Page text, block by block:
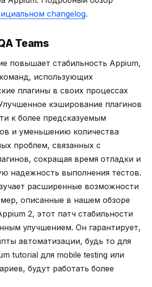
changelog.
Teams
повышает стабильность Appium,
использующих
плагины в своих процессах
кэширование плагинов
к более предсказуемым
и уменьшению количества
проблем, связанных с
сокращая время отладки и
надежность выполнения тестов.
расширенные возможности
описанные в нашем обзоре
2, этот патч стабильности
улучшением. Он гарантирует,
автоматизации, будь то для
tutorial для mobile testing или
будут работать более